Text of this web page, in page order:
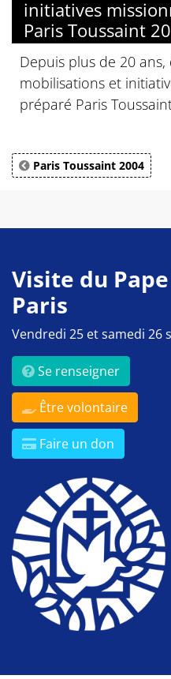
initiatives
Paris Toussaint
Depuis plus de 20
mobilisations et
préparé Paris
Paris Toussaint 2004
Visite du
Paris
Vendredi 25 et samedi 26
Se renseigner
Être volontaire
Faire un don